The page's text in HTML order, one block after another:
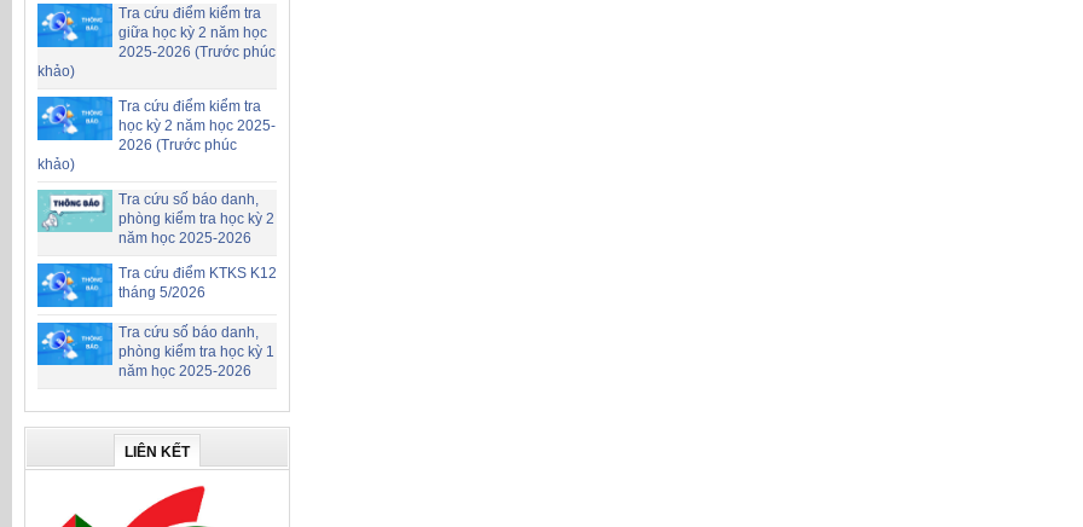
Tra cứu điểm kiểm tra
giữa học kỳ 2 năm học
2025-2026 (Trước phúc
khảo)
Tra cứu điểm kiểm tra
học kỳ 2 năm học 2025-
2026 (Trước phúc
khảo)
Tra cứu số báo danh,
phòng kiểm tra học kỳ 2
năm học 2025-2026
Tra cứu điểm KTKS K12
tháng 5/2026
Tra cứu số báo danh,
phòng kiểm tra học kỳ 1
năm học 2025-2026
LIÊN KẾT